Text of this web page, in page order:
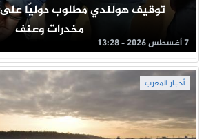
توقيف هولندي مطلوب دوليًا
مخدرات وعنف
7 أغسطس 2026 - 13:28
أخبار المغرب